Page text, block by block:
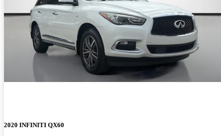
2020 INFINITI QX60